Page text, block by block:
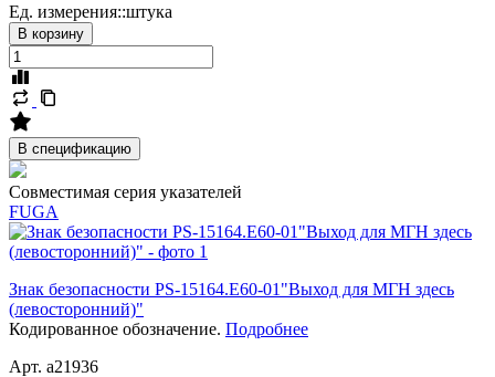
Ед. измерения::штука
В корзину
В спецификацию
Совместимая серия указателей
FUGA
Знак безопасности PS-15164.E60-01"Выход для МГН здесь
(левосторонний)"
Кодированное обозначение. Подробнее
Арт. a21936